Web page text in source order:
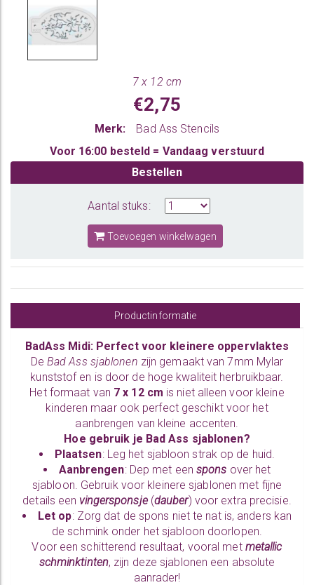
7 x 12 cm
€2,75
Merk:
Bad Ass Stencils
Voor 16:00 besteld = Vandaag verstuurd
Bestellen
Aantal stuks:
Toevoegen winkelwagen
Productinformatie
BadAss Midi: Perfect voor kleinere oppervlaktes
De Bad Ass sjablonen zijn gemaakt van 7mm Mylar
kunststof en is door de hoge kwaliteit herbruikbaar.
Het formaat van 7 x 12 cm is niet alleen voor kleine
kinderen maar ook perfect geschikt voor het
aanbrengen van kleine accenten.
Hoe gebruik je Bad Ass sjablonen?
Plaatsen: Leg het sjabloon strak op de huid.
Aanbrengen: Dep met een spons over het
sjabloon. Gebruik voor kleinere sjablonen met fijne
details een vingersponsje(dauber) voor extra precisie.
Let op: Zorg dat de spons niet te nat is, anders kan
de schmink onder het sjabloon doorlopen.
Voor een schitterend resultaat, vooral met metallic
schminktinten, zijn deze sjablonen een absolute
aanrader!